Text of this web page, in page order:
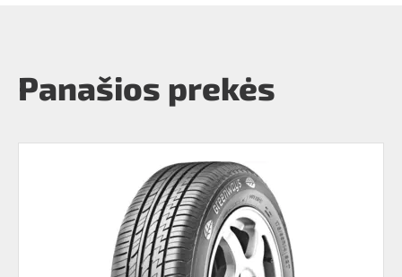
Panašios prekės